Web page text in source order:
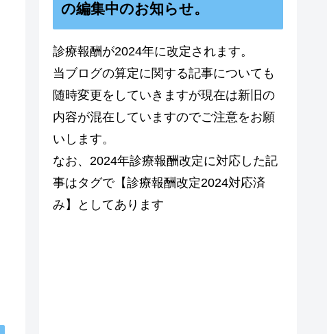
の編集中のお知らせ。
診療報酬が2024年に改定されます。
当ブログの算定に関する記事についても
随時変更をしていきますが現在は新旧の
内容が混在していますのでご注意をお願
いします。
なお、2024年診療報酬改定に対応した記
事はタグで【診療報酬改定2024対応済
み】としてあります